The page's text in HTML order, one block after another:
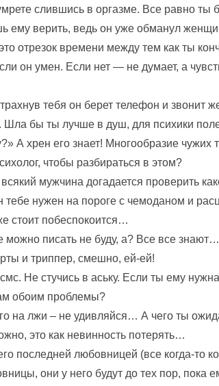
слившись в оргазме. Все равно ты
ему верить, ведь он уже обманул
отрезок времени между тем как ты
он умен. Если нет — не думает, а
тебя он берет телефон и звонит
Шла бы ты лучше в душ, для психики
А хрен его знает! Многообразие чужих
чтобы разбираться в этом?
мужчина догадается проверить
тебе нужен на пороге с чемоданом и
стоит побеспокоится…
можно писать не буду, а? Все все
и триппер, смешно, ей-ей!
Не стучись в аську. Если ты ему
обоим проблемы?
на лжи – не удивляйся… А чего ты
это как невинность потерять…
последней любовницей (все когда-то
они у него будут до тех пор, пока